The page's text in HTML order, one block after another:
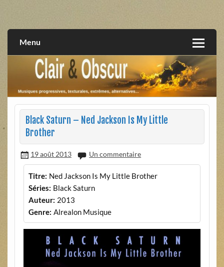
extrêmes, alternatives, texturales
Menu
Black Saturn – Ned Jackson Is My Little
Brother
19 août 2013 Un commentaire
Titre: Ned Jackson Is My Little Brother
Séries: Black Saturn
Auteur: 2013
Genre: Alrealon Musique